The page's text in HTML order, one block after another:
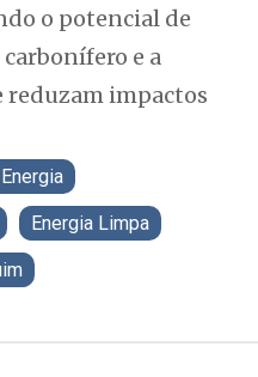
o potencial de
e a
reduzam impactos
Energia Limpa